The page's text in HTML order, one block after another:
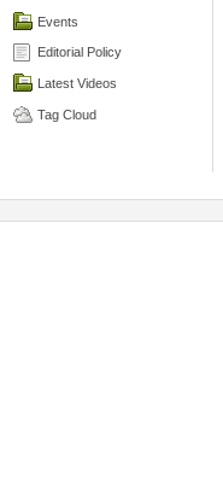
Events
Editorial Policy
Latest Videos
Tag Cloud